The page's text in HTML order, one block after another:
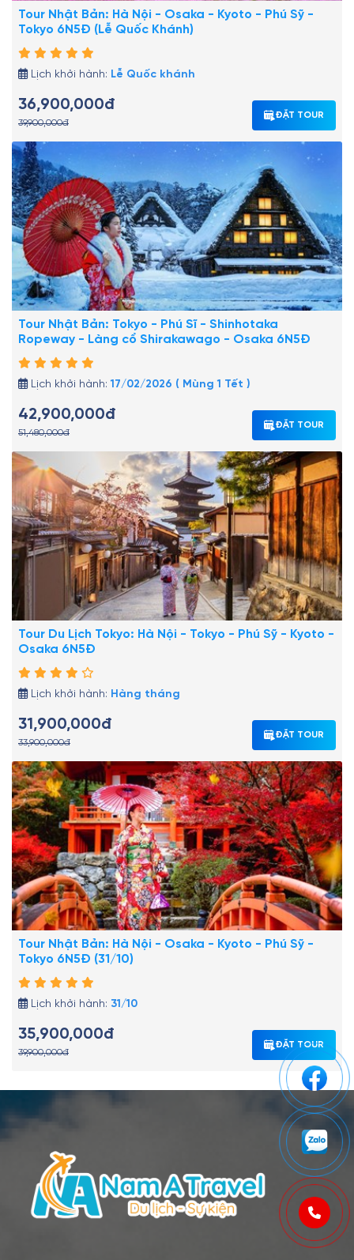
Tour Nhật Bản: Hà Nội - Osaka - Kyoto - Phú Sỹ -
Tokyo 6N5Đ (Lễ Quốc Khánh)
Lịch khởi hành: Lễ Quốc khánh
36,900,000đ
39,900,000đ
ĐẶT TOUR
Tour Nhật Bản: Tokyo - Phú Sĩ - Shinhotaka
Ropeway - Làng cổ Shirakawago - Osaka 6N5Đ
Lịch khởi hành:17/02/2026 ( Mùng 1 Tết )
42,900,000đ
51,480,000đ
ĐẶT TOUR
Tour Du Lịch Tokyo: Hà Nội - Tokyo - Phú Sỹ - Kyoto -
Osaka 6N5Đ
Lịch khởi hành: Hàng tháng
31,900,000đ
33,900,000đ
ĐẶT TOUR
Tour Nhật Bản: Hà Nội - Osaka - Kyoto - Phú Sỹ -
Tokyo 6N5Đ (31/10)
Lịch khởi hành: 31/10
35,900,000đ
39,900,000đ
ĐẶT TOUR